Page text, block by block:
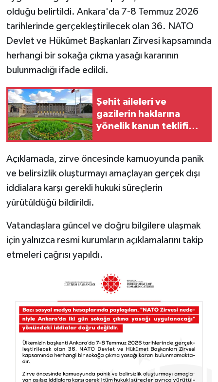
olduğu belirtildi. Ankara'da 7-8 Temmuz 2026
tarihlerinde gerçekleştirilecek olan 36. NATO
Devlet ve Hükümet Başkanları Zirvesi kapsamında
herhangi bir sokağa çıkma yasağı kararının
bulunmadığı ifade edildi.
Şehit aileleri ve
gazilerin haklarına
yönelik kanun teklifi
Açıklamada, zirve öncesinde kamuoyunda panik
ve belirsizlik oluşturmayı amaçlayan gerçek dışı
iddialara karşı gerekli hukuki süreçlerin
yürütüldüğü bildirildi.
Vatandaşlara güncel ve doğru bilgilere ulaşmak
için yalnızca resmi kurumların açıklamalarını takip
etmeleri çağrısı yapıldı.